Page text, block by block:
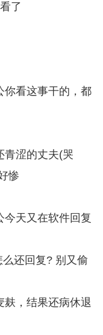
了
看这事干的，都
青涩的丈夫(哭
惨
天又在软件回复
还回复? 别又偷
，结果还病休退